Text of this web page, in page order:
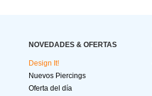
NOVEDADES & OFERTAS
Design It!
Nuevos Piercings
Oferta del día